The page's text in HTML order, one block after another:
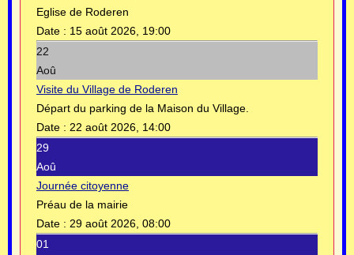
Eglise de Roderen
Date : 15 août 2026, 19:00
22
Aoû
Visite du Village de Roderen
Départ du parking de la Maison du Village.
Date : 22 août 2026, 14:00
29
Aoû
Journée citoyenne
Préau de la mairie
Date : 29 août 2026, 08:00
01